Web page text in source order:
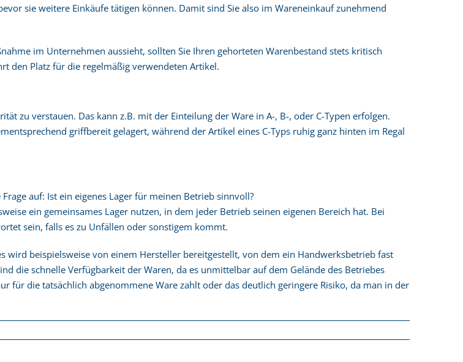
sie weitere Einkäufe tätigen können. Damit sind Sie also im Wareneinkauf zunehmend
im Unternehmen aussieht, sollten Sie Ihren gehorteten Warenbestand stets kritisch
den Platz für die regelmäßig verwendeten Artikel.
zu verstauen. Das kann z.B. mit der Einteilung der Ware in A-, B-, oder C-Typen erfolgen.
griffbereit gelagert, während der Artikel eines C-Typs ruhig ganz hinten im Regal
auf: Ist ein eigenes Lager für meinen Betrieb sinnvoll?
ein gemeinsames Lager nutzen, in dem jeder Betrieb seinen eigenen Bereich hat. Bei
sein, falls es zu Unfällen oder sonstigem kommt.
wird beispielsweise von einem Hersteller bereitgestellt, von dem ein Handwerksbetrieb fast
die schnelle Verfügbarkeit der Waren, da es unmittelbar auf dem Gelände des Betriebes
für die tatsächlich abgenommene Ware zahlt oder das deutlich geringere Risiko, da man in der